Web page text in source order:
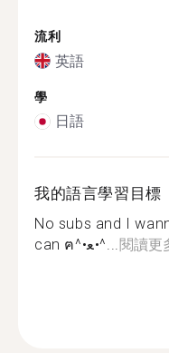
流利
英語
學
日語
我的語言學習目標
No subs and I
can ฅ^•ﻌ•^...閱讀更